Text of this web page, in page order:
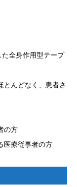
全身作用型テープ
とんどなく、患者さ
の方
医療従事者の方